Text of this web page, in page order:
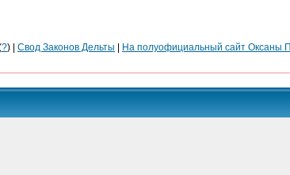
?) | Cвод Законов Дельты На полуофициальный сайт Оксаны